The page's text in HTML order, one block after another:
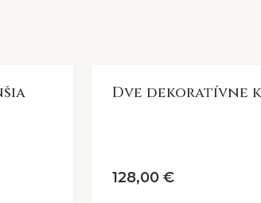
Dve dekoratívne
128,00 €